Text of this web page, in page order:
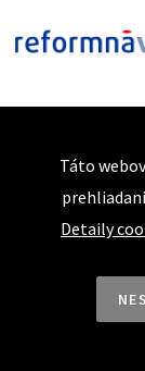
Táto
Detaily